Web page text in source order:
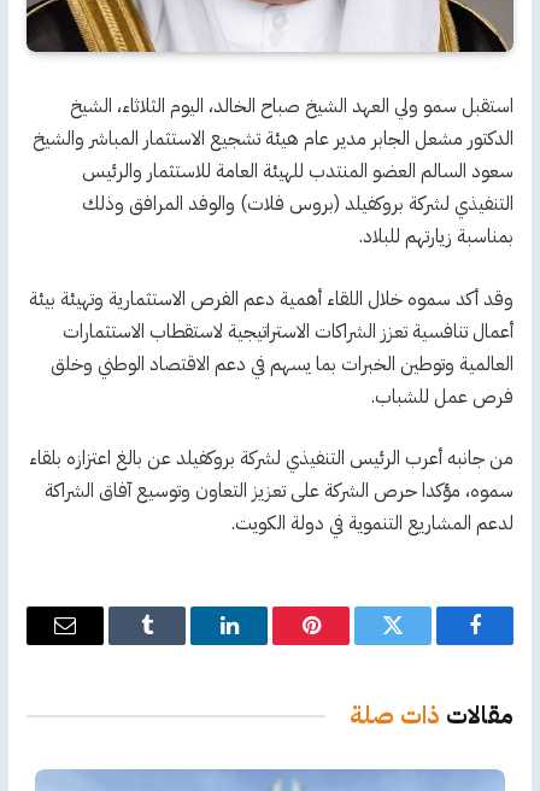
استقبل سمو ولي العهد الشيخ صباح الخالد، اليوم الثلاثاء، الشيخ
الدكتور مشعل الجابر مدير عام هيئة تشجيع الاستثمار المباشر والشيخ
سعود السالم العضو المنتدب للهيئة العامة للاستثمار والرئيس
التنفيذي لشركة بروكفيلد (بروس فلات) والوفد المرافق وذلك
بمناسبة زيارتهم للبلاد.
وقد أكد سموه خلال اللقاء أهمية دعم الفرص الاستثمارية وتهيئة بيئة
أعمال تنافسية تعزز الشراكات الاستراتيجية لاستقطاب الاستثمارات
العالمية وتوطين الخبرات بما يسهم في دعم الاقتصاد الوطني وخلق
فرص عمل للشباب.
من جانبه أعرب الرئيس التنفيذي لشركة بروكفيلد عن بالغ اعتزازه بلقاء
سموه، مؤكدا حرص الشركة على تعزيز التعاون وتوسيع آفاق الشراكة
لدعم المشاريع التنموية في دولة الكويت.
فيسبوك تويتر بينتيريستلينكدإن Tumblr
البريد
مقالات ذات صلة